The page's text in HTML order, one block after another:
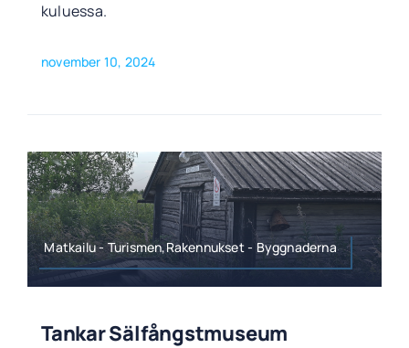
kuluessa.
november 10, 2024
Matkailu - Turismen,Rakennukset - Byggnaderna
Tankar Sälfångstmuseum